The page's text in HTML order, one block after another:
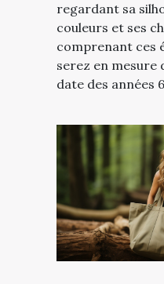
regardant sa
couleurs et ses
comprenant ces
serez en mesure
date des années